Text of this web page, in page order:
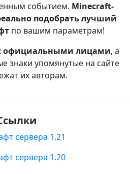
событием. Minecraft-
подобрать лучший
по вашим параметрам!
официальными лицами, а
знаки упомянутые на сайте
их авторам.
сервера 1.21
сервера 1.20